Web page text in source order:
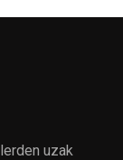
uzak